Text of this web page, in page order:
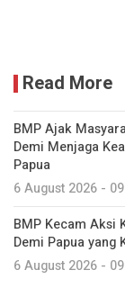
Read More
BMP Ajak
Demi Menjaga
Papua
6 August 2026 -
BMP Kecam Aksi
Demi Papua yang
6 August 2026 -